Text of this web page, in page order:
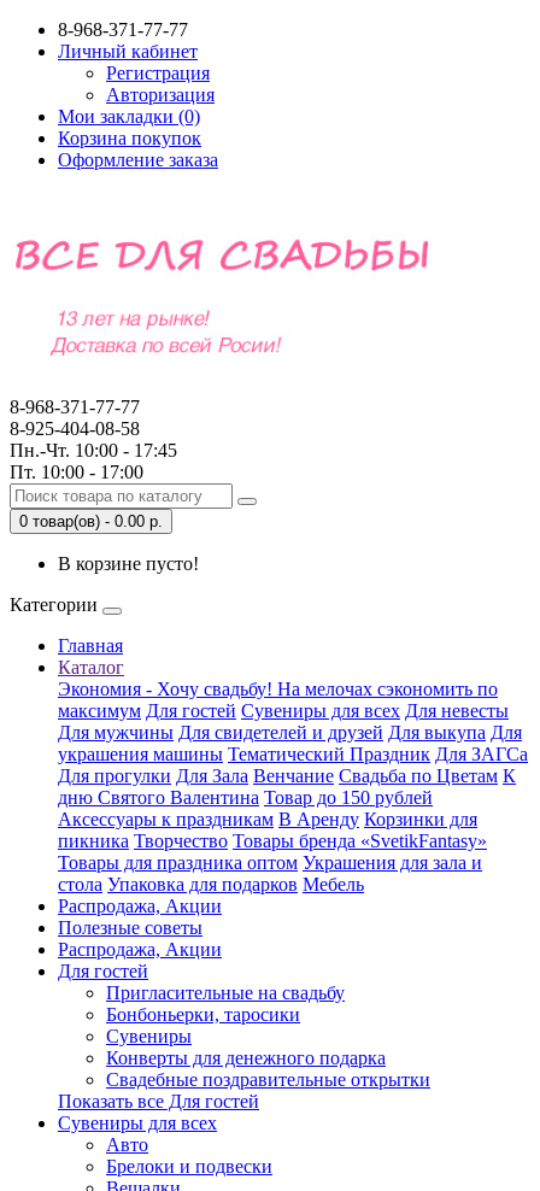
8-968-371-77-77
Личный кабинет
Регистрация
Авторизация
Мои закладки (0)
Корзина покупок
Оформление заказа
8-968-371-77-77
8-925-404-08-58
Пн.-Чт. 10:00 - 17:45
Пт. 10:00 - 17:00
0 товар(ов) - 0.00 р.
В корзине пусто!
Категории
Главная
Каталог
Экономия - Хочу свадьбу! На мелочах сэкономить по
максимум Для гостей Сувениры для всех Для невесты
Для мужчины Для свидетелей и друзей Для выкупа Для
украшения машины Тематический Праздник Для ЗАГСа
Для прогулки Для Зала Венчание Свадьба по Цветам К
дню Святого Валентина Товар до 150 рублей
Аксессуары к праздникам В Аренду Корзинки для
пикника Творчество Товары бренда «SvetikFantasy»
Товары для праздника оптом Украшения для зала и
стола Упаковка для подарков Мебель
Распродажа, Акции
Полезные советы
Распродажа, Акции
Для гостей
Пригласительные на свадьбу
Бонбоньерки, таросики
Сувениры
Конверты для денежного подарка
Свадебные поздравительные открытки
Показать все Для гостей
Сувениры для всех
Авто
Брелоки и подвески